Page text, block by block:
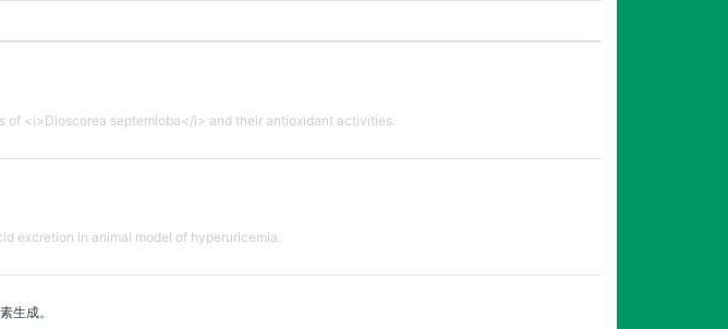
<i>Dioscorea septemloba</i> and their antioxidant activities.
excretion in animal model of hyperuricemia.
生成。